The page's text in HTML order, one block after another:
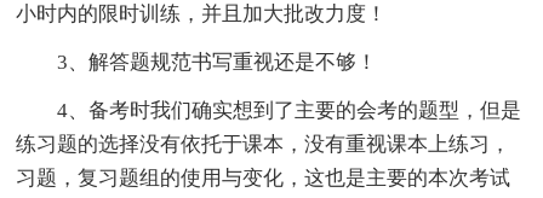
小时内的限时训练，并且加大批改力度！
3、解答题规范书写重视还是不够！
4、备考时我们确实想到了主要的会考的题型，但是
练习题的选择没有依托于课本，没有重视课本上练习，
习题，复习题组的使用与变化，这也是主要的本次考试